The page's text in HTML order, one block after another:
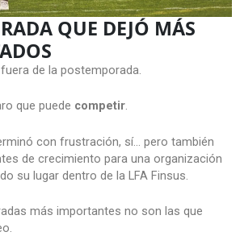
QUE DEJÓ MÁS
de la postemporada.
que puede competir.
con frustración, sí… pero también
de crecimiento para una organización
su lugar dentro de la LFA Finsus.
más importantes no son las que